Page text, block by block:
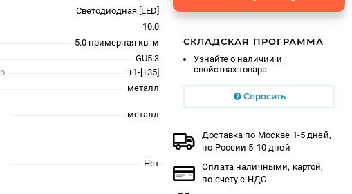
Светодиодная [LED]
10.0
5.0 примерная кв. м
GU5.3
+1-[+35]
металл
металл
Нет
СКЛАДСКАЯ ПРОГРАММА
Узнайте о наличии и
свойствах товара
Спросить
Доставка по Москве 1-5 дней,
по России 5-10 дней
Оплата наличными, картой,
по счету с НДС